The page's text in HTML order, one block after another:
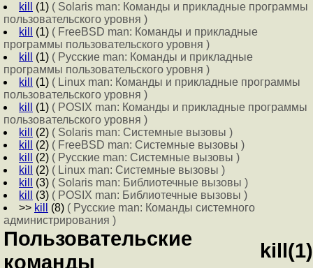
kill (1) ( Solaris man: Команды и прикладные программы
пользовательского уровня )
kill
(1) ( FreeBSD man: Команды и прикладные
программы пользовательского уровня )
kill
(1) ( Русские man: Команды и прикладные
программы пользовательского уровня )
kill
(1) ( Linux man: Команды и прикладные программы
пользовательского уровня )
kill
(1) ( POSIX man: Команды и прикладные программы
пользовательского уровня )
kill
(2) ( Solaris man: Системные вызовы )
kill
(2) ( FreeBSD man: Системные вызовы )
kill
(2) ( Русские man: Системные вызовы )
kill
(2) ( Linux man: Системные вызовы )
kill
(3) ( Solaris man: Библиотечные вызовы )
kill
(3) ( POSIX man: Библиотечные вызовы )
>> kill (8) ( Русские man: Команды системного
администрирования )
Пользовательские
команды
kill(1)